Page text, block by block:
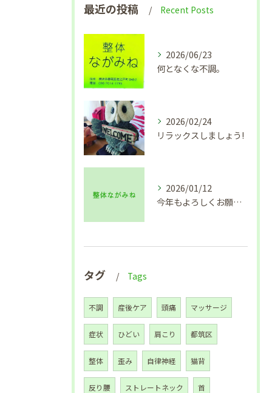
最近の投稿 Recent Posts
2026/06/23
何となくな不調。
2026/02/24
リラックスしましょう!
2026/01/12
今年もよろしくお願い致します🙇
タグ Tags
不調 産後ケア 頭痛 マッサージ
症状 ひどい 肩こり 都筑区
整体 歪み 自律神経 猫背
反り腰 ストレートネック 首